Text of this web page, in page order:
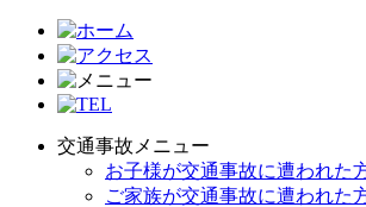
交通事故メニュー
お子様が交通事故に遭われた
ご家族が交通事故に遭われた